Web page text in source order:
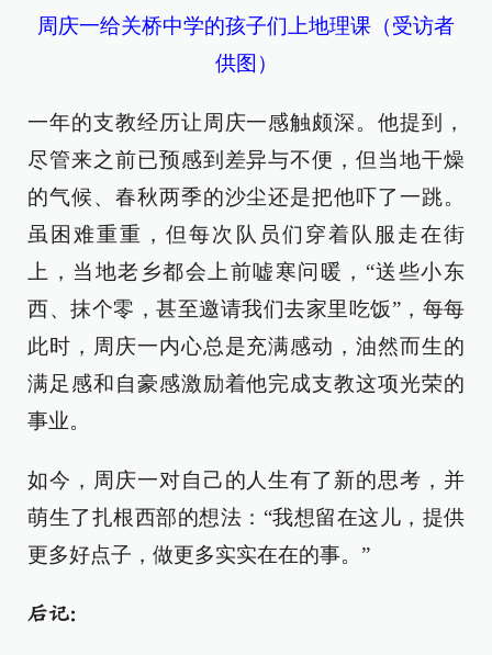
周庆一给关桥中学的孩子们上地理课（受访者
供图）
一年的支教经历让周庆一感触颇深。他提到，
尽管来之前已预感到差异与不便，但当地干燥
的气候、春秋两季的沙尘还是把他吓了一跳。
虽困难重重，但每次队员们穿着队服走在街
上，当地老乡都会上前嘘寒问暖，“送些小东
西、抹个零，甚至邀请我们去家里吃饭”，每每
此时，周庆一内心总是充满感动，油然而生的
满足感和自豪感激励着他完成支教这项光荣的
事业。
如今，周庆一对自己的人生有了新的思考，并
萌生了扎根西部的想法：“我想留在这儿，提供
更多好点子，做更多实实在在的事。”
后记：